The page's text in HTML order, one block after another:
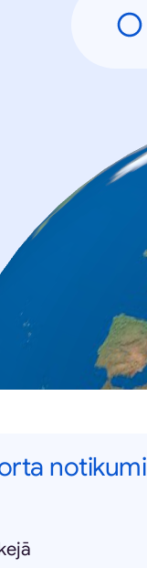
notikumi